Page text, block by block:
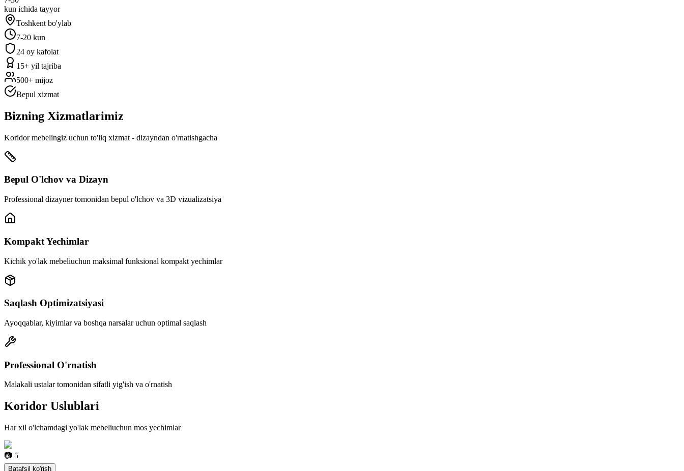
kun ichida tayyor
Toshkent bo'ylab
7-20 kun
24 oy kafolat
15+ yil tajriba
500+ mijoz
Bepul xizmat
Bizning Xizmatlarimiz
Koridor mebelingiz uchun to'liq xizmat - dizayndan o'rnatishgacha
Bepul O'lchov va Dizayn
Professional dizayner tomonidan bepul o'lchov va 3D vizualizatsiya
Kompakt Yechimlar
Kichik yo'lak mebeliuchun maksimal funksional kompakt yechimlar
Saqlash Optimizatsiyasi
Ayoqqablar, kiyimlar va boshqa narsalar uchun optimal saqlash
Professional O'rnatish
Malakali ustalar tomonidan sifatli yig'ish va o'rnatish
Koridor Uslublari
Har xil o'lchamdagi yo'lak mebeliuchun mos yechimlar
📷 5
Batafsil ko'rish